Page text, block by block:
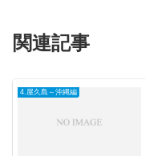
関連記事
4.屋久島～沖縄編